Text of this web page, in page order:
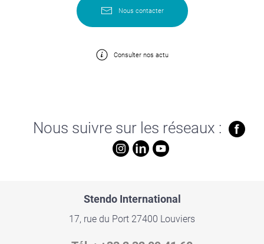
Nous contacter
Consulter nos actu
Nous suivre sur les réseaux :
Stendo International
17, rue du Port 27400 Louviers